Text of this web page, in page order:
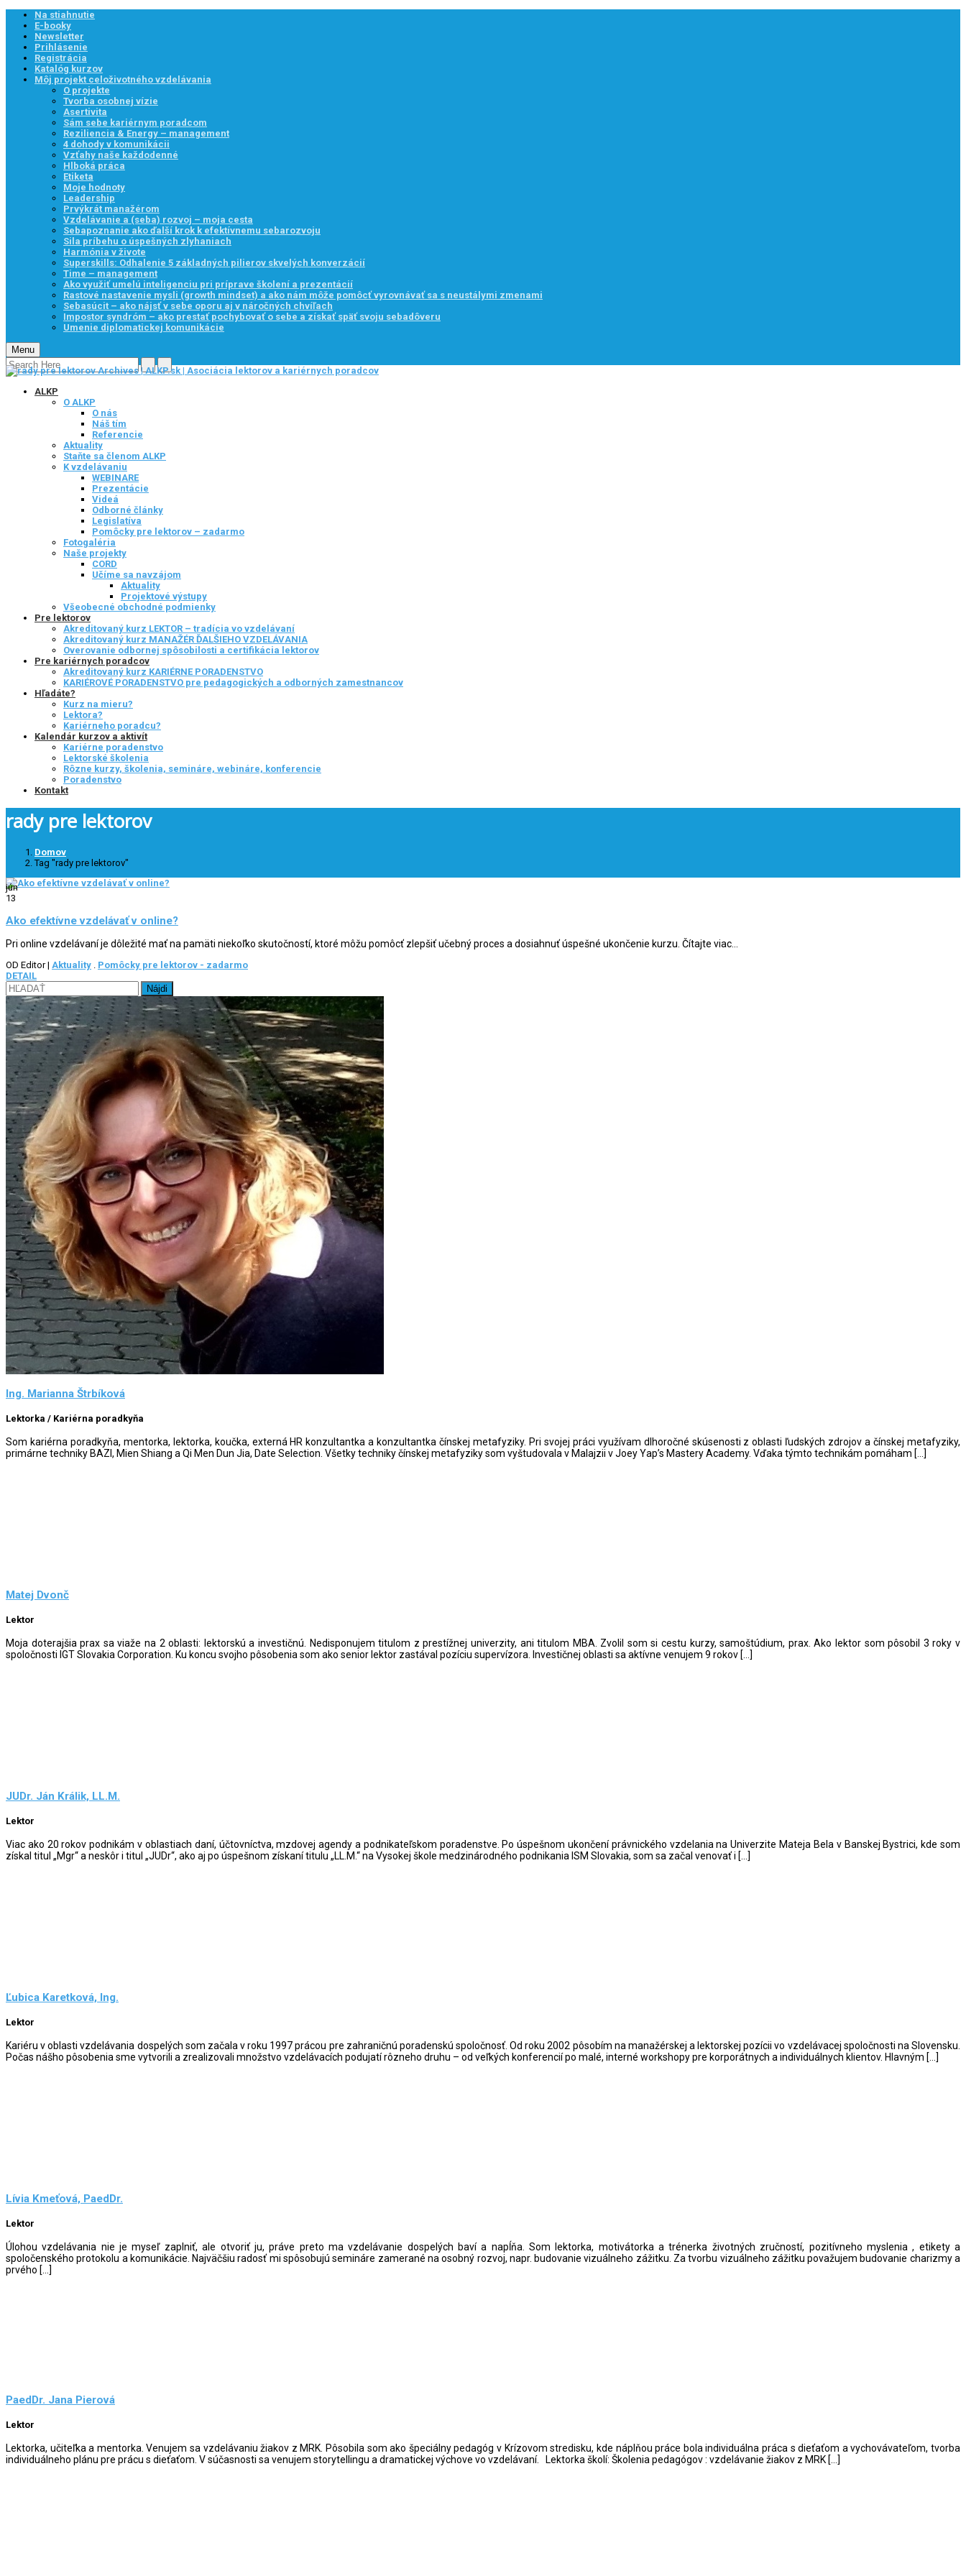
Na stiahnutie
E-booky
Newsletter
Prihlásenie
Registrácia
Katalóg kurzov
Môj projekt celoživotného vzdelávania
O projekte
Tvorba osobnej vízie
Asertivita
Sám sebe kariérnym poradcom
Reziliencia & Energy – management
4 dohody v komunikácii
Vzťahy naše každodenné
Hlboká práca
Etiketa
Moje hodnoty
Leadership
Prvýkrát manažérom
Vzdelávanie a (seba) rozvoj – moja cesta
Sebapoznanie ako ďalší krok k efektívnemu sebarozvoju
Sila príbehu o úspešných zlyhaniach
Harmónia v živote
Superskills: Odhalenie 5 základných pilierov skvelých konverzácií
Time – management
Ako využiť umelú inteligenciu pri príprave školení a prezentácií
Rastové nastavenie mysli (growth mindset) a ako nám môže pomôcť vyrovnávať sa s neustálymi zmenami
Sebasúcit – ako nájsť v sebe oporu aj v náročných chvíľach
Impostor syndróm – ako prestať pochybovať o sebe a získať späť svoju sebadôveru
Umenie diplomatickej komunikácie
Menu
ALKP
O ALKP
O nás
Náš tím
Referencie
Aktuality
Staňte sa členom ALKP
K vzdelávaniu
WEBINARE
Prezentácie
Videá
Odborné články
Legislatíva
Pomôcky pre lektorov – zadarmo
Fotogaléria
Naše projekty
CORD
Učíme sa navzájom
Aktuality
Projektové výstupy
Všeobecné obchodné podmienky
Pre lektorov
Akreditovaný kurz LEKTOR – tradícia vo vzdelávaní
Akreditovaný kurz MANAŽÉR ĎALŠIEHO VZDELÁVANIA
Overovanie odbornej spôsobilosti a certifikácia lektorov
Pre kariérnych poradcov
Akreditovaný kurz KARIÉRNE PORADENSTVO
KARIÉROVÉ PORADENSTVO pre pedagogických a odborných zamestnancov
Hľadáte?
Kurz na mieru?
Lektora?
Kariérneho poradcu?
Kalendár kurzov a aktivít
Kariérne poradenstvo
Lektorské školenia
Rôzne kurzy, školenia, semináre, webináre, konferencie
Poradenstvo
Kontakt
rady pre lektorov
Domov
Tag "rady pre lektorov"
jún
13
Ako efektívne vzdelávať v online?
Pri online vzdelávaní je dôležité mať na pamäti niekoľko skutočností, ktoré môžu pomôcť zlepšiť učebný proces a dosiahnuť úspešné ukončenie kurzu. Čítajte viac…
OD Editor| Aktuality . Pomôcky pre lektorov - zadarmo
DETAIL
Hľadať:
Ing. Marianna Štrbíková
Lektorka / Kariérna poradkyňa
Som kariérna poradkyňa, mentorka, lektorka, koučka, externá HR konzultantka a konzultantka čínskej metafyziky. Pri svojej práci využívam dlhoročné skúsenosti z oblasti ľudských zdrojov a čínskej metafyziky,
primárne techniky BAZI, Mien Shiang a Qi Men Dun Jia, Date Selection. Všetky techniky čínskej metafyziky som vyštudovala v Malajzii v Joey Yap’s Mastery Academy. Vďaka týmto technikám pomáham […]
Matej Dvonč
Lektor
Moja doterajšia prax sa viaže na 2 oblasti: lektorskú a investičnú. Nedisponujem titulom z prestížnej univerzity, ani titulom MBA. Zvolil som si cestu kurzy, samoštúdium, prax. Ako lektor som pôsobil 3 roky v
spoločnosti IGT Slovakia Corporation. Ku koncu svojho pôsobenia som ako senior lektor zastával pozíciu supervízora. Investičnej oblasti sa aktívne venujem 9 rokov […]
JUDr. Ján Králik, LL.M.
Lektor
Viac ako 20 rokov podnikám v oblastiach daní, účtovníctva, mzdovej agendy a podnikateľskom poradenstve. Po úspešnom ukončení právnického vzdelania na Univerzite Mateja Bela v Banskej Bystrici, kde som
získal titul „Mgr“ a neskôr i titul „JUDr“, ako aj po úspešnom získaní titulu „LL.M.“ na Vysokej škole medzinárodného podnikania ISM Slovakia, som sa začal venovať i […]
Ľubica Karetková, Ing.
Lektor
Kariéru v oblasti vzdelávania dospelých som začala v roku 1997 prácou pre zahraničnú poradenskú spoločnosť. Od roku 2002 pôsobím na manažérskej a lektorskej pozícii vo vzdelávacej spoločnosti na Slovensku.
Počas nášho pôsobenia sme vytvorili a zrealizovali množstvo vzdelávacích podujatí rôzneho druhu – od veľkých konferencií po malé, interné workshopy pre korporátnych a individuálnych klientov. Hlavným […]
Lívia Kmeťová, PaedDr.
Lektor
Úlohou vzdelávania nie je myseľ zaplniť, ale otvoriť ju, práve preto ma vzdelávanie dospelých baví a napĺňa. Som lektorka, motivátorka a trénerka životných zručností, pozitívneho myslenia , etikety a
spoločenského protokolu a komunikácie. Najväčšiu radosť mi spôsobujú semináre zamerané na osobný rozvoj, napr. budovanie vizuálneho zážitku. Za tvorbu vizuálneho zážitku považujem budovanie charizmy a
prvého […]
PaedDr. Jana Pierová
Lektor
Lektorka, učiteľka a mentorka. Venujem sa vzdelávaniu žiakov z MRK. Pôsobila som ako špeciálny pedagóg v Krízovom stredisku, kde náplňou práce bola individuálna práca s dieťaťom a vychovávateľom, tvorba
individuálneho plánu pre prácu s dieťaťom. V súčasnosti sa venujem storytellingu a dramatickej výchove vo vzdelávaní. Lektorka školí: Školenia pedagógov : vzdelávanie žiakov z MRK […]